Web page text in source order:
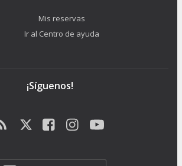
Mis reservas
Ir al Centro de ayuda
¡Síguenos!